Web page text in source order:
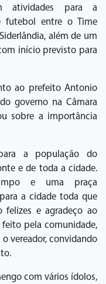
atividades para a
futebol entre o Time
além de um
início previsto para
ao prefeito Antonio
governo na Câmara
sobre a importância
a população do
e de toda a cidade.
e uma praça
a cidade toda que
felizes e agradeço ao
pela comunidade,
o vereador, convidando
com vários ídolos,